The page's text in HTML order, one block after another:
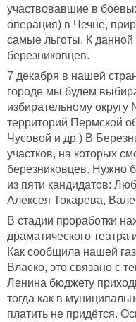
участвовавшие в
операция) в Чечне,
самые льготы. К данной
березниковцев.
7 декабря в нашей
городе мы будем
избирательному
территорий Пермской
Чусовой и др.) В
участков, на которых
березниковцев. Нужно
из пяти кандидатов:
Алексея Токарева,
В стадии проработки
драматического
Как сообщила нашей
Власко, это связано с
Ленина бюджету
тогда как в
платить не придётся.